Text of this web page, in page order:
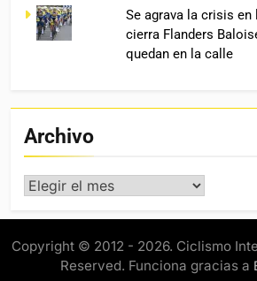
Se agrava la crisis
cierra Flanders
quedan en la calle
Archivo
Archivo
Copyright © 2012 - 2026. Ciclismo
Reserved. Funciona gracias a